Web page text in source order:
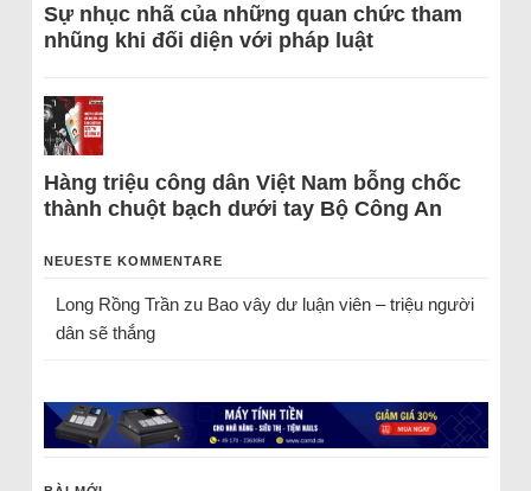
Sự nhục nhã của những quan chức tham
nhũng khi đối diện với pháp luật
Hàng triệu công dân Việt Nam bỗng chốc
thành chuột bạch dưới tay Bộ Công An
NEUESTE KOMMENTARE
Long Rồng Trầnzu Bao vây dư luận viên – triệu người
dân sẽ thắng